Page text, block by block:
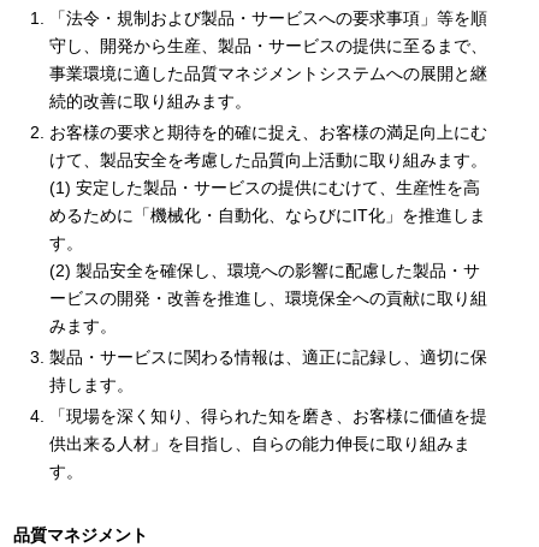
「法令・規制および製品・サービスへの要求事項」等を順
守し、開発から生産、製品・サービスの提供に至るまで、
事業環境に適した品質マネジメントシステムへの展開と継
続的改善に取り組みます。
お客様の要求と期待を的確に捉え、お客様の満足向上にむ
けて、製品安全を考慮した品質向上活動に取り組みます。
(1) 安定した製品・サービスの提供にむけて、生産性を高
めるために「機械化・自動化、ならびにIT化」を推進しま
す。
(2) 製品安全を確保し、環境への影響に配慮した製品・サ
ービスの開発・改善を推進し、環境保全への貢献に取り組
みます。
製品・サービスに関わる情報は、適正に記録し、適切に保
持します。
「現場を深く知り、得られた知を磨き、お客様に価値を提
供出来る人材」を目指し、自らの能力伸長に取り組みま
す。
品質マネジメント